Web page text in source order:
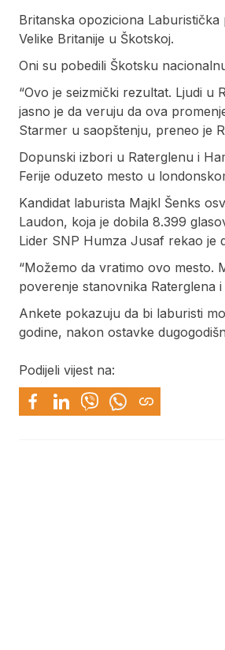
Britanska opoziciona
Velike Britanije u Škotskoj.
Oni su pobedili Škotsku
“Ovo je seizmički rezultat. Ljudi
jasno je da veruju da ova
Starmer u saopštenju, preneo je
Dopunski izbori u Raterglenu i
Ferije oduzeto mesto u
Kandidat laburista Majkl Šenks
Laudon, koja je dobila 8.399
Lider SNP Humza Jusaf rekao je
“Možemo da vratimo ovo mesto.
poverenje stanovnika Raterglena
Ankete pokazuju da bi laburisti
godine, nakon ostavke
Podijeli vijest na: